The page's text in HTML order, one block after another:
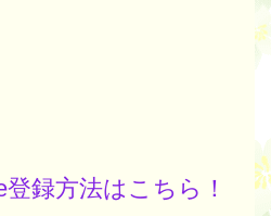
録方法はこちら！